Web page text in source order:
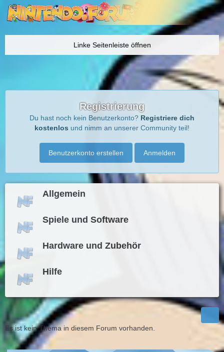
Registrierung
Du hast noch kein Benutzerkonto? Registriere dich
kostenlos und nimm an unserer Community teil!
Benutzerkonto erstellen Anmelden
Allgemein
Spiele und Software
Hardware und Zubehör
Hilfe
Es ist kein Thema in diesem Forum vorhanden.